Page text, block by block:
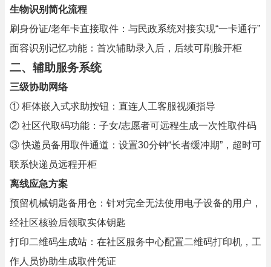
生物识别简化流程
刷身份证/老年卡直接取件：与民政系统对接实现“一卡通行”
面容识别记忆功能：首次辅助录入后，后续可刷脸开柜
二、辅助服务系统
三级协助网络
① 柜体嵌入式求助按钮：直连人工客服视频指导
② 社区代取码功能：子女/志愿者可远程生成一次性取件码
③ 快递员备用取件通道：设置30分钟“长者缓冲期”，超时可
联系快递员远程开柜
离线应急方案
预留机械钥匙备用仓：针对完全无法使用电子设备的用户，
经社区核验后领取实体钥匙
打印二维码生成站：在社区服务中心配置二维码打印机，工
作人员协助生成取件凭证